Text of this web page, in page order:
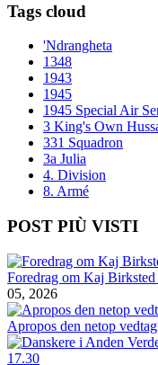
Tags cloud
'Ndrangheta
1348
1943
1945
1945 Special Air
3 King's Own
331 Squadron
3a Julia
4. Division
8. Armé
POST PIÙ VISTI
Foredrag om Kaj
05, 2026
Apropos den netop